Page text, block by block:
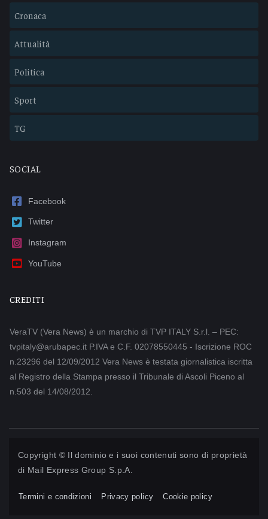
Cronaca
Attualità
Politica
Sport
TG
SOCIAL
Facebook
Twitter
Instagram
YouTube
CREDITI
VeraTV (Vera News) è un marchio di TVP ITALY S.r.l. – PEC:
tvpitaly@arubapec.it P.IVA e C.F. 02078550445 - Iscrizione ROC
n.23296 del 12/09/2012 Vera News è testata giornalistica iscritta
al Registro della Stampa presso il Tribunale di Ascoli Piceno al
n.503 del 14/08/2012.
Copyright © Il dominio e i suoi contenuti sono di proprietà
di Mail Express Group S.p.A.
Termini e condizioni Privacy policy Cookie policy